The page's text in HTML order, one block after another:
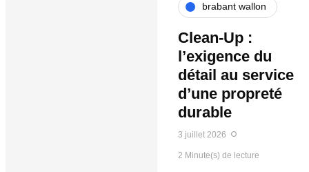
brabant wallon
Clean-Up :
l’exigence du
détail au service
d’une propreté
durable
3 juillet 2026
2 Minute(s) de lecture